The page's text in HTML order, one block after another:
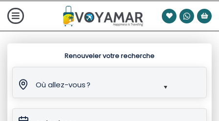
Renouveler votre recherche
Où allez-vous ?